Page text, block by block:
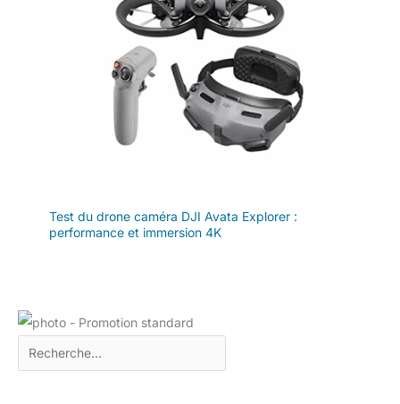
Test du drone caméra DJI Avata Explorer :
performance et immersion 4K